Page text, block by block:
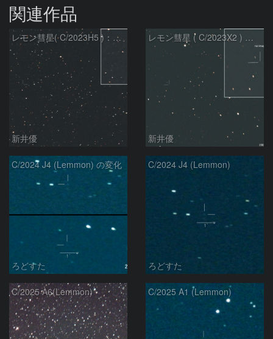
関連作品
レモン彗星( C/2023H5 )：2026/05/20
新井優
レモン彗星 ( C/2023X2 ) の予報位置：2026/05/29
新井優
C/2024 J4 (Lemmon) の変化
ろどすた
C/2024 J4 (Lemmon)
ろどすた
C/2025 A6(Lemmon) C/2025 A1 (Lemmon)